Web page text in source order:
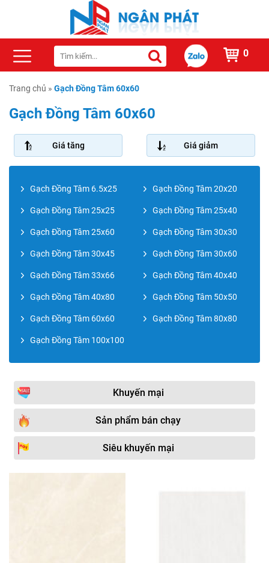
0
Trang chủ » Gạch Đồng Tâm 60x60
Gạch Đồng Tâm 60x60
Giá tăng Giá giảm
Gạch Đồng Tâm 6.5x25 Gạch Đồng Tâm 20x20
Gạch Đồng Tâm 25x25 Gạch Đồng Tâm 25x40
Gạch Đồng Tâm 25x60 Gạch Đồng Tâm 30x30
Gạch Đồng Tâm 30x45 Gạch Đồng Tâm 30x60
Gạch Đồng Tâm 33x66 Gạch Đồng Tâm 40x40
Gạch Đồng Tâm 40x80 Gạch Đồng Tâm 50x50
Gạch Đồng Tâm 60x60 Gạch Đồng Tâm 80x80
Gạch Đồng Tâm 100x100
Khuyến mại
Sản phẩm bán chạy
Siêu khuyến mại